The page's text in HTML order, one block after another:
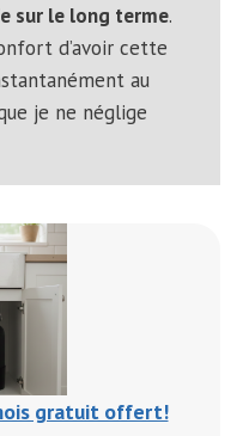
sur le long terme.
d’avoir cette
au
je ne néglige
gratuit offert!